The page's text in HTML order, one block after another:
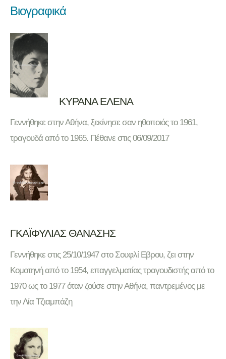
Βιογραφικά
ΚΥΡΑΝΑ ΕΛΕΝΑ
Γεννήθηκε στην Αθήνα, ξεκίνησε σαν ηθοποιός το 1961,
τραγουδά από το 1965. Πέθανε στις 06/09/2017
ΓΚΑΪΦΥΛΙΑΣ ΘΑΝΑΣΗΣ
Γεννήθηκε στις 25/10/1947 στο Σουφλί Εβρου, ζει στην
Κομοτηνή από το 1954, επαγγελματίας τραγουδιστής από το
1970 ως το 1977 όταν ζούσε στην Αθήνα, παντρεμένος με
την Λία Τζιαμπάζη